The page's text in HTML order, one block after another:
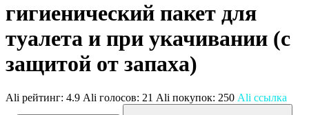
гигиенический пакет для
туалета и при укачивании (с
защитой от запаха)
Ali рейтинг: 4.9 Ali голосов: 21 Ali покупок: 250 Ali ссылка